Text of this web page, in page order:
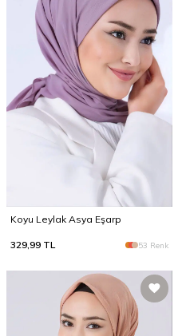
Koyu Leylak Asya Eşarp
329,99 TL 53 Renk